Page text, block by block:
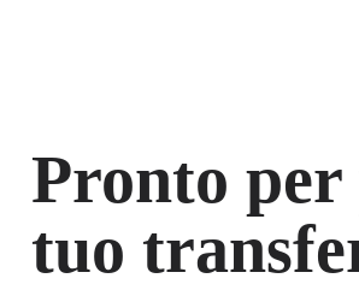
Pronto
tuo